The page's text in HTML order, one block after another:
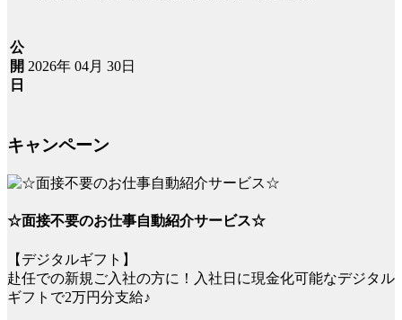
公
開
日
2026年 04月 30日
キャンペーン
☆面接不要のお仕事自動紹介サービス☆
【デジタルギフト】
赴任での新規ご入社の方に！入社日に現金化可能なデジタル
ギフトで2万円分支給♪